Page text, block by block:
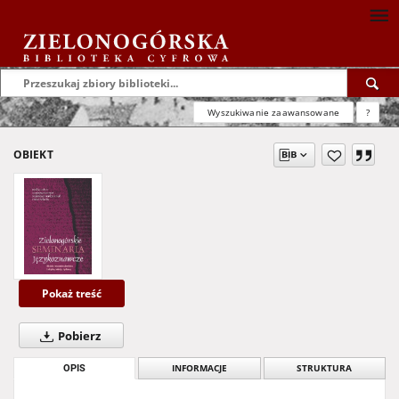
Wyszukiwanie zaawansowane ?
OBIEKT
Pokaż treść
Pobierz
OPIS INFORMACJE STRUKTURA